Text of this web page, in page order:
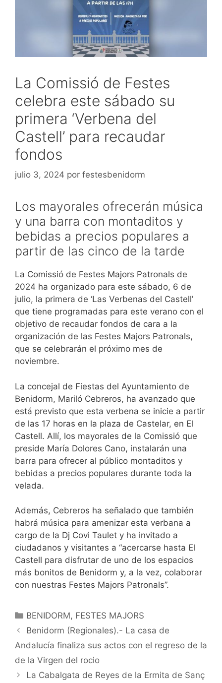
La Comissió de Festes
celebra este sábado su
primera ‘Verbena del
Castell’ para recaudar
fondos
julio 3, 2024 por festesbenidorm
Los mayorales ofrecerán música
y una barra con montaditos y
bebidas a precios populares a
partir de las cinco de la tarde
La Comissió de Festes Majors Patronals de
2024 ha organizado para este sábado, 6 de
julio, la primera de ‘Las Verbenas del Castell’
que tiene programadas para este verano con el
objetivo de recaudar fondos de cara a la
organización de las Festes Majors Patronals,
que se celebrarán el próximo mes de
noviembre.
La concejal de Fiestas del Ayuntamiento de
Benidorm, Mariló Cebreros, ha avanzado que
está previsto que esta verbena se inicie a partir
de las 17 horas en la plaza de Castelar, en El
Castell. Allí, los mayorales de la Comissió que
preside María Dolores Cano, instalarán una
barra para ofrecer al público montaditos y
bebidas a precios populares durante toda la
velada.
Además, Cebreros ha señalado que también
habrá música para amenizar esta verbana a
cargo de la Dj Covi Taulet y ha invitado a
ciudadanos y visitantes a “acercarse hasta El
Castell para disfrutar de uno de los espacios
más bonitos de Benidorm y, a la vez, colaborar
con nuestras Festes Majors Patronals”.
Categorías
BENIDORM, FESTES MAJORS
Benidorm (Regionales).- La casa de
Andalucía finaliza sus actos con el regreso de la
de la Virgen del rocio
La Cabalgata de Reyes de la Ermita de Sanç